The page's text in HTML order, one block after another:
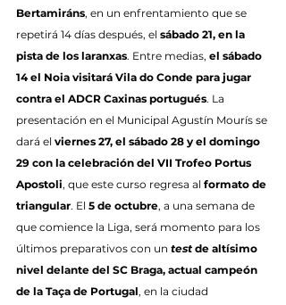
Bertamiráns, en un enfrentamiento que se
repetirá 14 días después, el sábado 21, en la
pista de los laranxas. Entre medias, el sábado
14 el Noia visitará Vila do Conde para jugar
contra el ADCR Caxinas portugués. La
presentación en el Municipal Agustín Mourís se
dará el viernes 27, el sábado 28 y el domingo
29 con la celebración del VII Trofeo Portus
Apostoli, que este curso regresa al formato de
triangular. El 5 de octubre, a una semana de
que comience la Liga, será momento para los
últimos preparativos con un test de altísimo
nivel delante del SC Braga, actual campeón
de la Taça de Portugal, en la ciudad